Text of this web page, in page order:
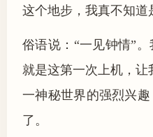
这个地步，我真不知
俗语说：“一见钟情”
就是这第一次上机，让
一神秘世界的强烈兴
了。